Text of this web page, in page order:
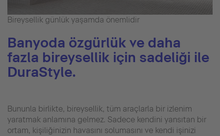
Bireysellik günlük yaşamda önemlidir
Banyoda özgürlük ve daha
fazla bireysellik için sadeliği ile
DuraStyle.
Bununla birlikte, bireysellik, tüm araçlarla bir izlenim
yaratmak anlamına gelmez. Sadece kendini yansıtan bir
ortam, kişiliğinizin havasını solumasını ve kendi işinizi